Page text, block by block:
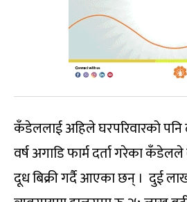
कँडेललाई अहिले घरपरिवारको पनि
वर्ष अगाडि फार्म दर्ता गरेका
दूध बिक्री गर्दै आएका छन् । दुई